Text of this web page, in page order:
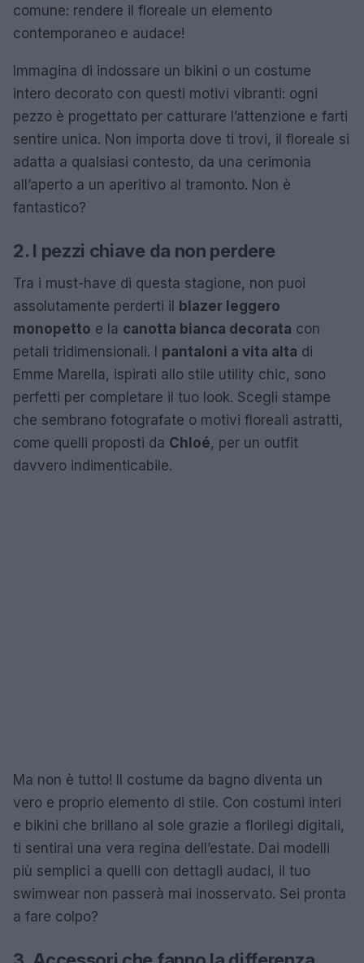
comune: rendere il floreale un elemento
contemporaneo e audace!
Immagina di indossare un bikini o un costume
intero decorato con questi motivi vibranti: ogni
pezzo è progettato per catturare l’attenzione e farti
sentire unica. Non importa dove ti trovi, il floreale si
adatta a qualsiasi contesto, da una cerimonia
all’aperto a un aperitivo al tramonto. Non è
fantastico?
2. I pezzi chiave da non perdere
Tra i must-have di questa stagione, non puoi
assolutamente perderti il blazer leggero
monopetto e la canotta bianca decorata con
petali tridimensionali. I pantaloni a vita alta di
Emme Marella, ispirati allo stile utility chic, sono
perfetti per completare il tuo look. Scegli stampe
che sembrano fotografate o motivi floreali astratti,
come quelli proposti da Chloé, per un outfit
davvero indimenticabile.
Ma non è tutto! Il costume da bagno diventa un
vero e proprio elemento di stile. Con costumi interi
e bikini che brillano al sole grazie a florilegi digitali,
ti sentirai una vera regina dell’estate. Dai modelli
più semplici a quelli con dettagli audaci, il tuo
swimwear non passerà mai inosservato. Sei pronta
a fare colpo?